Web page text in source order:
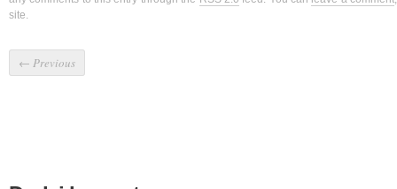
site.
← Previous